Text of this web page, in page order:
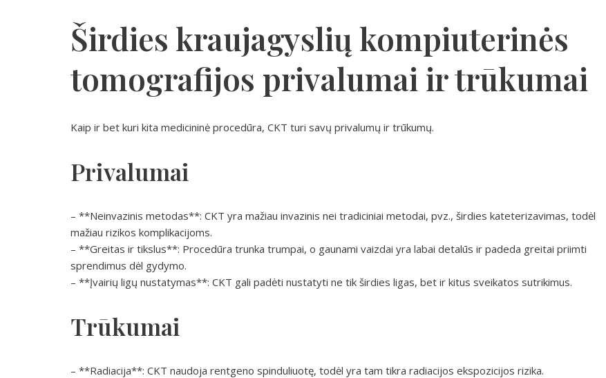
Širdies kraujagyslių kompiuterinės
tomografijos privalumai ir trūkumai
Kaip ir bet kuri kita medicininė procedūra, CKT turi savų privalumų ir trūkumų.
Privalumai
– **Neinvazinis metodas**: CKT yra mažiau invazinis nei tradiciniai metodai, pvz., širdies kateterizavimas, todėl
mažiau rizikos komplikacijoms.
– **Greitas ir tikslus**: Procedūra trunka trumpai, o gaunami vaizdai yra labai detalūs ir padeda greitai priimti
sprendimus dėl gydymo.
– **Įvairių ligų nustatymas**: CKT gali padėti nustatyti ne tik širdies ligas, bet ir kitus sveikatos sutrikimus.
Trūkumai
– **Radiacija**: CKT naudoja rentgeno spinduliuotę, todėl yra tam tikra radiacijos ekspozicijos rizika.